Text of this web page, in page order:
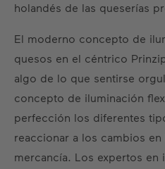
holandés de las queserías
El moderno concepto de
quesos en el céntrico
algo de lo que sentirse
concepto de iluminación
perfección los diferentes
reaccionar a los cambios
mercancía. Los expertos en